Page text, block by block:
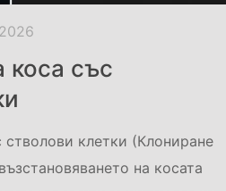
коса със
клетки (Клониране
на косата